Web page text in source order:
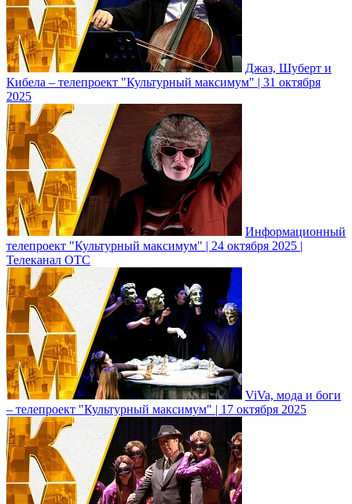
Джаз, Шуберт и
Кибела – телепроект "Культурный максимум" | 31 октября
2025
Информационный
телепроект "Культурный максимум" | 24 октября 2025 |
Телеканал ОТС
ViVa, мода и боги
– телепроект "Культурный максимум" | 17 октября 2025